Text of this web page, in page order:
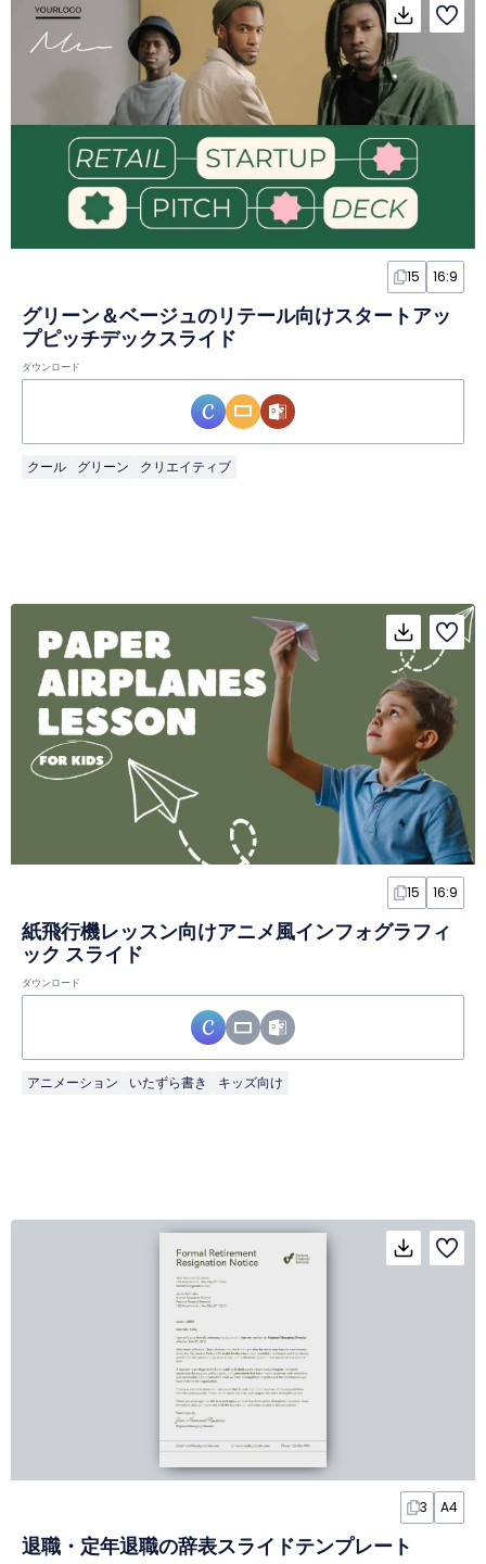
15 16:9
グリーン＆ベージュのリテール向けスタートアッ
プピッチデックスライド
ダウンロード
クール グリーン クリエイティブ
15 16:9
紙飛行機レッスン向けアニメ風インフォグラフィ
ック スライド
ダウンロード
アニメーション いたずら書き キッズ向け
3 A4
退職・定年退職の辞表スライドテンプレート